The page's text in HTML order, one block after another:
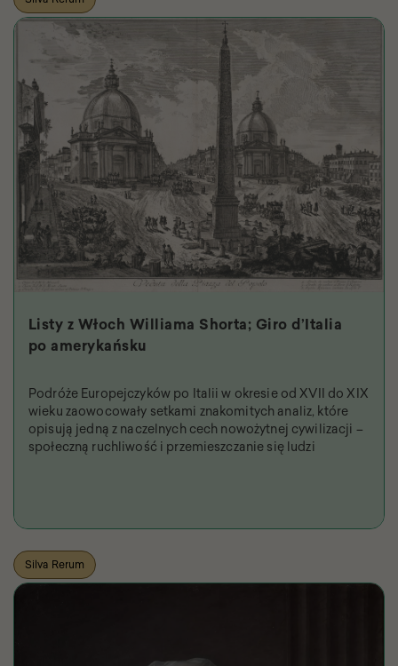
Listy z Włoch Williama Shorta; Giro d’Italia
po amerykańsku
Podróże Europejczyków po Italii w okresie od XVII do XIX
wieku zaowocowały setkami znakomitych analiz, które
opisują jedną z naczelnych cech nowożytnej cywilizacji –
społeczną ruchliwość i przemieszczanie się ludzi
Silva Rerum